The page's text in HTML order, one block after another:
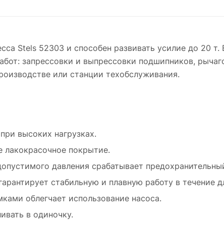
Stels 52303 и способен развивать усилие до 20
запрессовки и выпрессовки подшипников,
или станции техобслуживания.
высоких нагрузках.
лакокрасочное покрытие.
давления срабатывает
стабильную и плавную работу в течение
облегчает использование насоса.
в одиночку.